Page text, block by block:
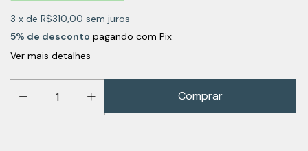
3 x de R$310,00 sem juros
5% de desconto pagando com Pix
Ver mais detalhes